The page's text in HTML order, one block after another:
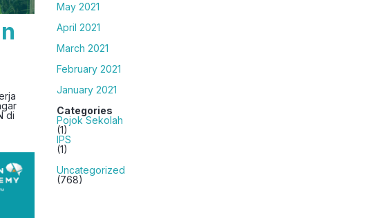
di
May 2021
April 2021
March 2021
February 2021
January 2021
Categories
Pojok Sekolah
(1)
IPS
(1)
Uncategorized
(768)